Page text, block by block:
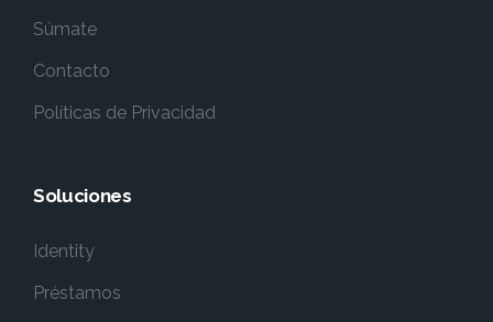
Súmate
Contacto
Políticas de Privacidad
Soluciones
Identity
Préstamos